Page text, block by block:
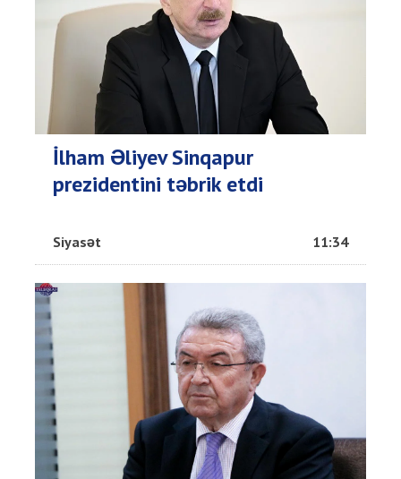
İlham Əliyev Sinqapur
prezidentini təbrik etdi
Siyasət 11:34